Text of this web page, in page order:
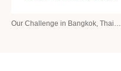
Our Challenge in Bangkok, Thai…